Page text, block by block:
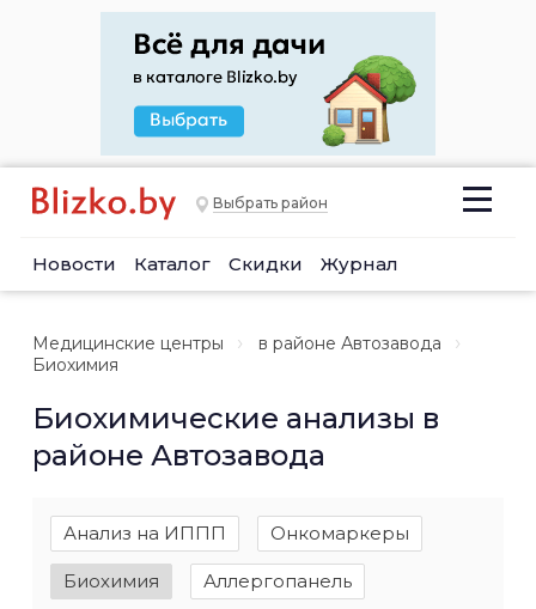
Выбрать район
Новости Каталог Скидки Журнал
Медицинские центры
в районе Автозавода
Биохимия
Биохимические анализы в
районе Автозавода
Анализ на ИППП Онкомаркеры
Биохимия Аллергопанель